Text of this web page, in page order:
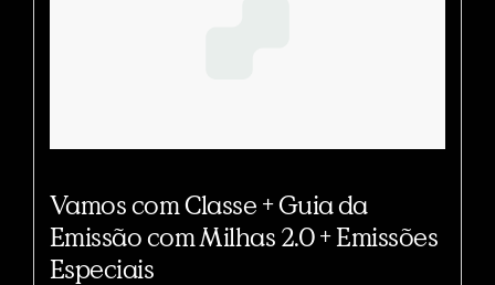
Vamos com Classe + Guia da
Emissão com Milhas 2.0 + Emissões
Especiais